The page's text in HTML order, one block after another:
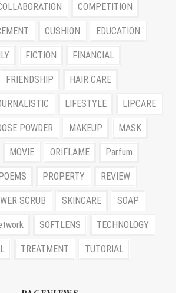
COMPETITION
CUSHION EDUCATION
FICTION FINANCIAL
FRIENDSHIP HAIR CARE
LIFESTYLE LIPCARE
POWDER MAKEUP MASK
MOVIE ORIFLAME Parfum
PROPERTY REVIEW
SCRUB SKINCARE SOAP
SOFTLENS TECHNOLOGY
TREATMENT TUTORIAL